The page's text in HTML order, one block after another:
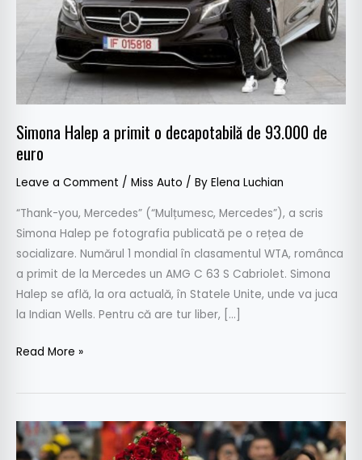
Simona Halep a primit o decapotabilă de 93.000 de
euro
Leave a Comment / Miss Auto / By Elena Luchian
“Thank-you, Mercedes” (“Mulțumesc, Mercedes”), a scris
Simona Halep pe fotografia publicată pe o rețea de
socializare. Numărul 1 mondial în clasamentul WTA, românca
a primit de la Mercedes un AMG C 63 S Cabriolet. Simona
Halep se află, la ora actuală, în Statele Unite, unde va juca
la Indian Wells. Pentru că are tur liber, […]
Read More »
Așa
arată